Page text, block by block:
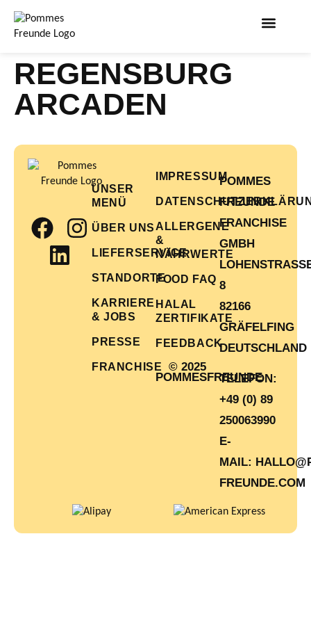
REGENSBURG
ARCADEN
UNSER
MENÜ
ÜBER UNS
LIEFERSERVICE
STANDORTE
KARRIERE
& JOBS
PRESSE
FRANCHISE
IMPRESSUM
ALLERGENE
&
NÄHRWERTE
FOOD FAQ
HALAL
ZERTIFIKATE
FEEDBACK
© 2025
POMMESFREUNDE
POMMES
FREUNDE
FRANCHISE
GMBH
LOHENSTRASSE
82166
GRÄFELFING
DEUTSCHLAND
TELEFON:
+49 (0) 89
250063990
E-
MAIL:
FREUNDE.COM